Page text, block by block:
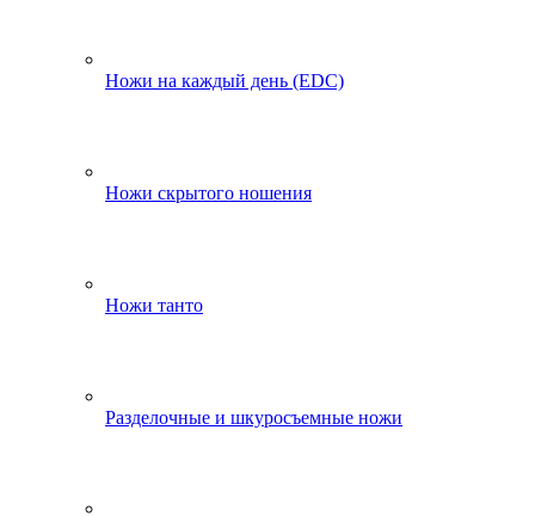
Ножи на каждый день (EDC)
Ножи скрытого ношения
Ножи танто
Разделочные и шкуросъемные ножи